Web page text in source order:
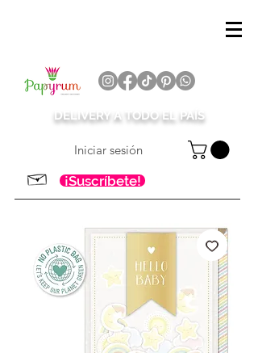
DELIVERY A TODO EL PAÍS
Iniciar sesión
¡Suscríbete!